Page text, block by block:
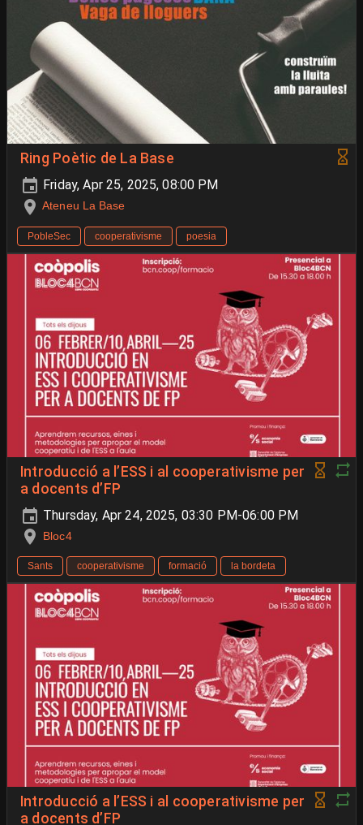
Ring Poètic de La Base
Friday, Apr 25, 2025, 08:00 PM
Ateneu La Base
PobleSec cooperativisme poesia
Introducció a l’ESS i al cooperativisme per
a docents d’FP
Thursday, Apr 24, 2025, 03:30 PM-06:00 PM
Bloc4
Sants cooperativisme formació la bordeta
Introducció a l’ESS i al cooperativisme per
a docents d’FP